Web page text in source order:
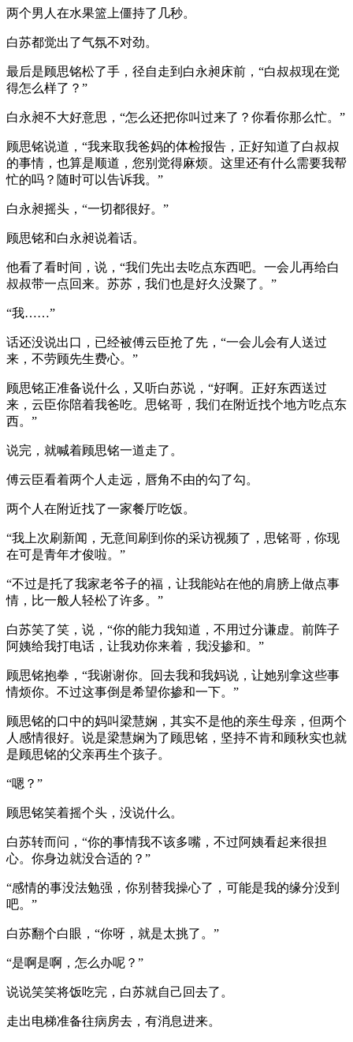
两个男人在水果篮上僵持了几秒。
白苏都觉出了气氛不对劲。
最后是顾思铭松了手，径自走到白永昶床前，“白叔叔现在觉
得怎么样了？”
白永昶不大好意思，“怎么还把你叫过来了？你看你那么忙。”
顾思铭说道，“我来取我爸妈的体检报告，正好知道了白叔叔
的事情，也算是顺道，您别觉得麻烦。这里还有什么需要我帮
忙的吗？随时可以告诉我。”
白永昶摇头，“一切都很好。”
顾思铭和白永昶说着话。
他看了看时间，说，“我们先出去吃点东西吧。一会儿再给白
叔叔带一点回来。苏苏，我们也是好久没聚了。”
“我……”
话还没说出口，已经被傅云臣抢了先，“一会儿会有人送过
来，不劳顾先生费心。”
顾思铭正准备说什么，又听白苏说，“好啊。正好东西送过
来，云臣你陪着我爸吃。思铭哥，我们在附近找个地方吃点东
西。”
说完，就喊着顾思铭一道走了。
傅云臣看着两个人走远，唇角不由的勾了勾。
两个人在附近找了一家餐厅吃饭。
“我上次刷新闻，无意间刷到你的采访视频了，思铭哥，你现
在可是青年才俊啦。”
“不过是托了我家老爷子的福，让我能站在他的肩膀上做点事
情，比一般人轻松了许多。”
白苏笑了笑，说，“你的能力我知道，不用过分谦虚。前阵子
阿姨给我打电话，让我劝你来着，我没掺和。”
顾思铭抱拳，“我谢谢你。回去我和我妈说，让她别拿这些事
情烦你。不过这事倒是希望你掺和一下。”
顾思铭的口中的妈叫梁慧娴，其实不是他的亲生母亲，但两个
人感情很好。说是梁慧娴为了顾思铭，坚持不肯和顾秋实也就
是顾思铭的父亲再生个孩子。
“嗯？”
顾思铭笑着摇个头，没说什么。
白苏转而问，“你的事情我不该多嘴，不过阿姨看起来很担
心。你身边就没合适的？”
“感情的事没法勉强，你别替我操心了，可能是我的缘分没到
吧。”
白苏翻个白眼，“你呀，就是太挑了。”
“是啊是啊，怎么办呢？”
说说笑笑将饭吃完，白苏就自己回去了。
走出电梯准备往病房去，有消息进来。